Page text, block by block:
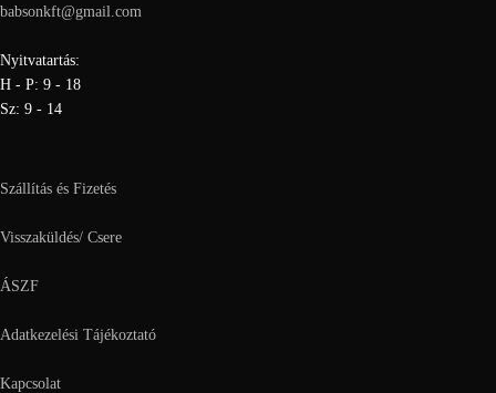
babsonkft@gmail.com
Nyitvatartás:
H - P: 9 - 18
Sz: 9 - 14
Szállítás és Fizetés
Visszaküldés/ Csere
ÁSZF
Adatkezelési Tájékoztató
Kapcsolat